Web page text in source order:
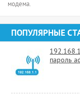
модема.
ПОПУЛЯРНЫЕ
пароль